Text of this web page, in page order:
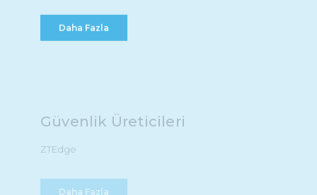
Daha Fazla
Diğer Yazılımlar